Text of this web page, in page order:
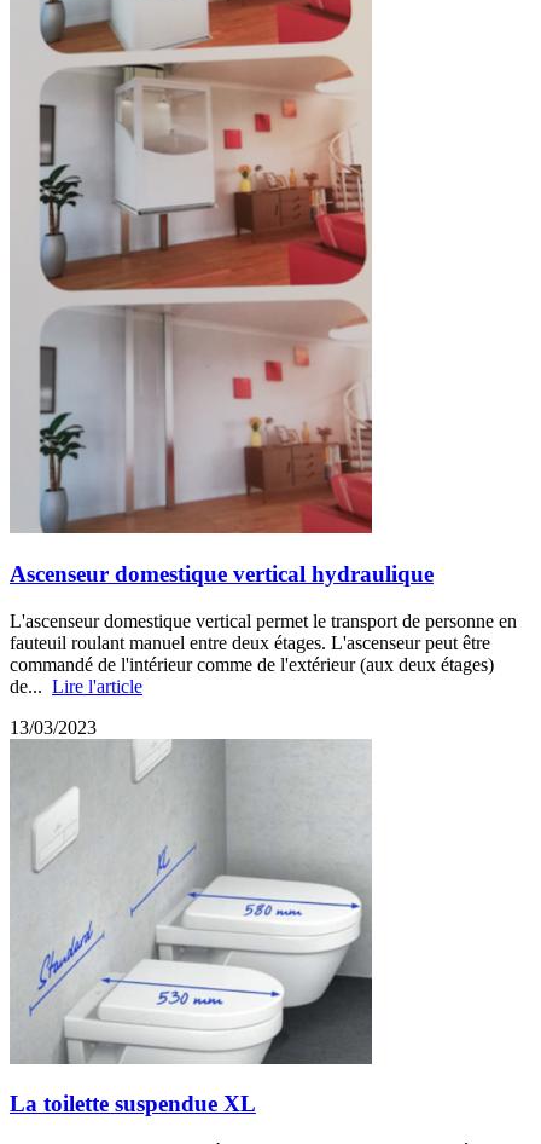
Ascenseur domestique vertical hydraulique
L'ascenseur domestique vertical permet le transport de personne en
fauteuil roulant manuel entre deux étages. L'ascenseur peut être
commandé de l'intérieur comme de l'extérieur (aux deux étages)
de... Lire l'article
13/03/2023
La toilette suspendue XL